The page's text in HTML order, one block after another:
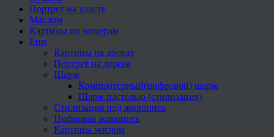
Портрет на холсте
Маслом
Картины по номерам
Еще
Картины на досках
Портрет на дереве
Шарж
Компьютерный(цифровой) шарж
Шарж пастелью (стилизация)
Стилизация под живопись
Цифровая живопись
Картины маслом